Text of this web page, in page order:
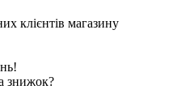
клієнтів магазину
знижок?